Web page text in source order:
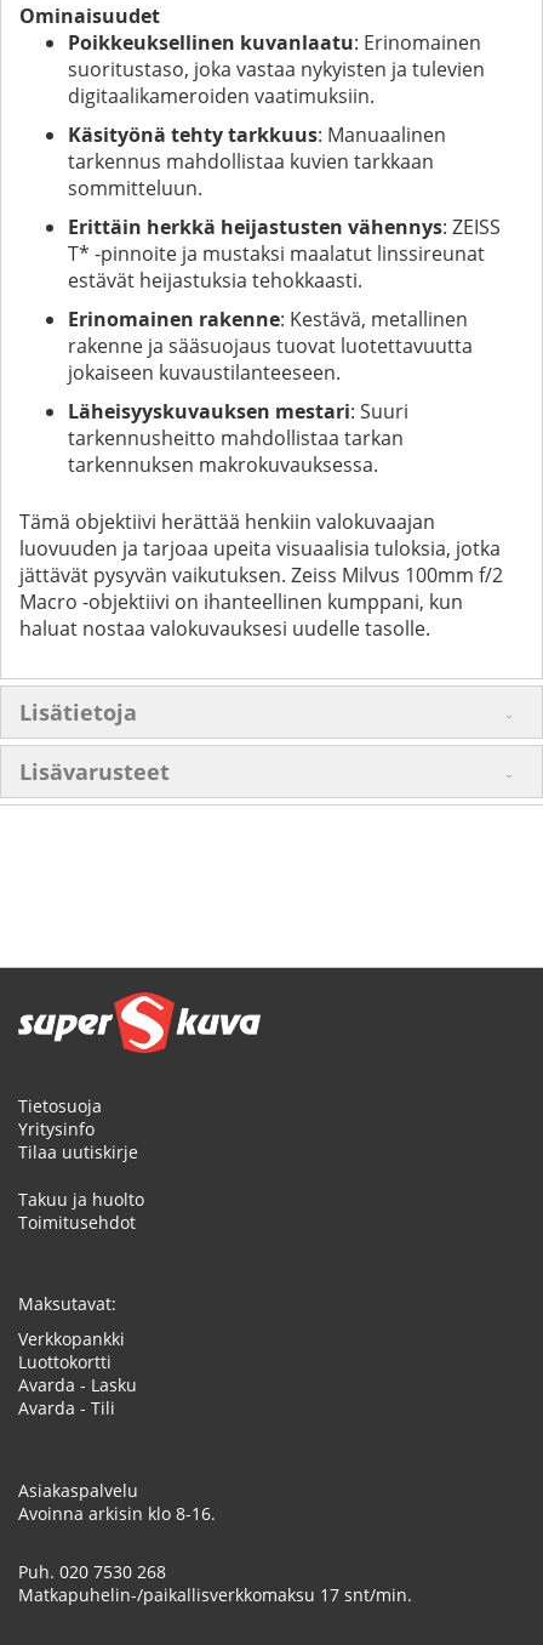
Ominaisuudet
Poikkeuksellinen kuvanlaatu: Erinomainen
suoritustaso, joka vastaa nykyisten ja tulevien
digitaalikameroiden vaatimuksiin.
Käsityönä tehty tarkkuus: Manuaalinen
tarkennus mahdollistaa kuvien tarkkaan
sommitteluun.
Erittäin herkkä heijastusten vähennys: ZEISS
T* -pinnoite ja mustaksi maalatut linssireunat
estävät heijastuksia tehokkaasti.
Erinomainen rakenne: Kestävä, metallinen
rakenne ja sääsuojaus tuovat luotettavuutta
jokaiseen kuvaustilanteeseen.
Läheisyyskuvauksen mestari: Suuri
tarkennusheitto mahdollistaa tarkan
tarkennuksen makrokuvauksessa.
Tämä objektiivi herättää henkiin valokuvaajan
luovuuden ja tarjoaa upeita visuaalisia tuloksia, jotka
jättävät pysyvän vaikutuksen. Zeiss Milvus 100mm f/2
Macro -objektiivi on ihanteellinen kumppani, kun
haluat nostaa valokuvauksesi uudelle tasolle.
Lisätietoja
Lisävarusteet
Tietosuoja
Yritysinfo
Tilaa uutiskirje
Takuu ja huolto
Toimitusehdot
Maksutavat:
Verkkopankki
Luottokortti
Avarda - Lasku
Avarda - Tili
Asiakaspalvelu
Avoinna arkisin klo 8-16.
Puh. 020 7530 268
Matkapuhelin-/paikallisverkkomaksu 17 snt/min.